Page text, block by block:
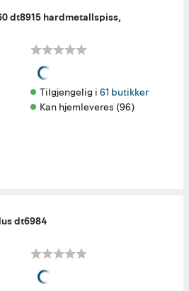
dt8915 hardmetallspiss,
Tilgjengelig i 61 butikker
Kan hjemleveres (96)
dt6984